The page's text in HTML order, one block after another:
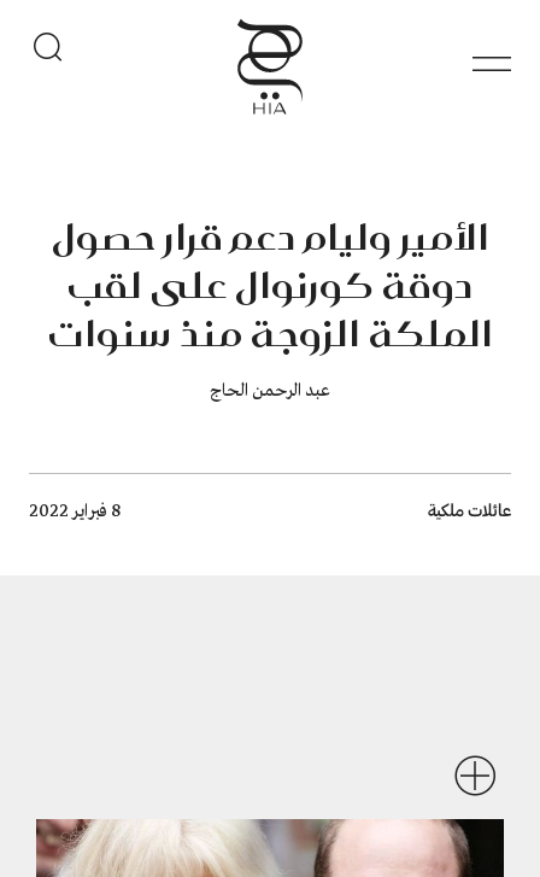
الأمير وليام دعم قرار حصول
دوقة كورنوال على لقب
الملكة الزوجة منذ سنوات
عبد الرحمن الحاج
Breadcrumb
عائلات ملكية